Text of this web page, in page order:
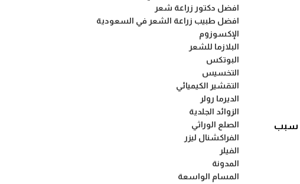
سبب
افضل دكتور زراعة شعر
افضل طبيب زراعة الشعر في السعودية
الإكسوزوم
البلازما للشعر
البوتكس
التخسيس
التقشير الكيميائي
الديرما رولر
الزوائد الجلدية
الصلع الوراثي
الفراكشنال ليزر
الفيلر
المدونة
المسام الواسعة